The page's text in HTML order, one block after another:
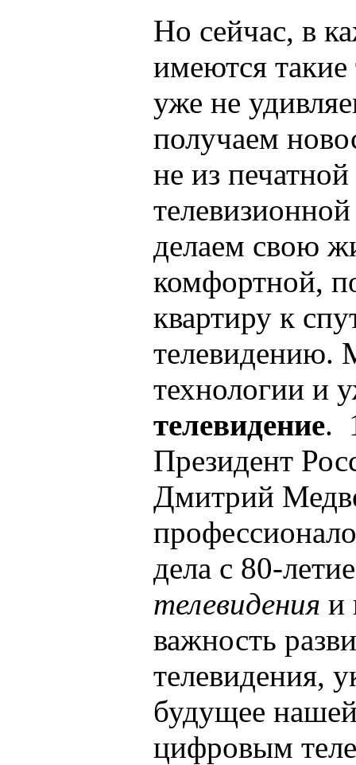
Но сейчас, в
имеются
уже не
получаем
не из
делаем свою
комфортной,
квартиру к
телевидению.
технологии и
телевидение.
Президент
Дмитрий
дела с 80-
телевидения и
важность
телевидения,
будущее
цифровым